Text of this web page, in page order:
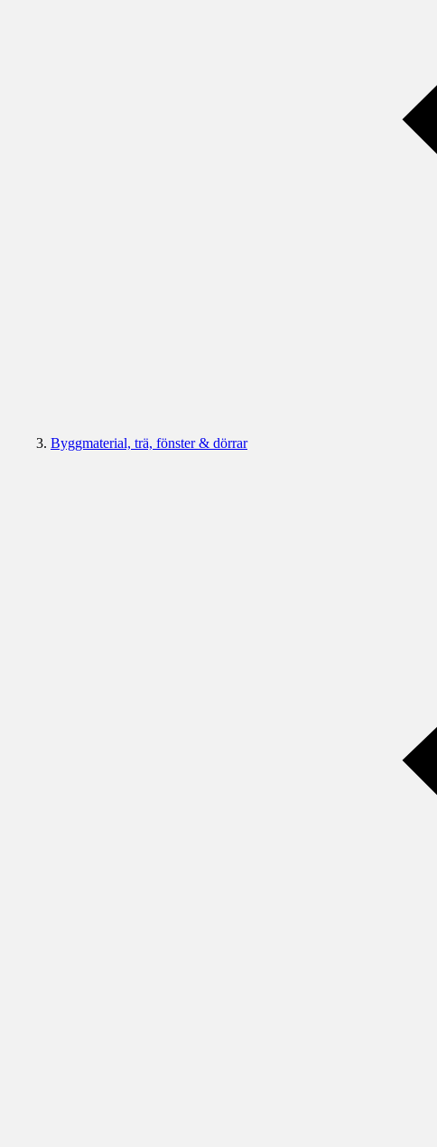
Byggmaterial, trä, fönster & dörrar